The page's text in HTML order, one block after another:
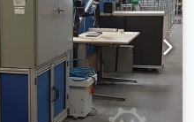
2 a 4 piste oltre anche
predisposta con
del lasco sacchetto, staker
con espulsioone laterale e
Codouxmliopfx Ab